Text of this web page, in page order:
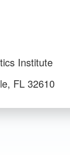
Institute
FL 32610